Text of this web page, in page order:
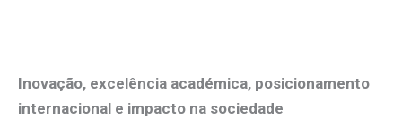
Inovação, excelência académica, posicionamento
internacional e impacto na sociedade